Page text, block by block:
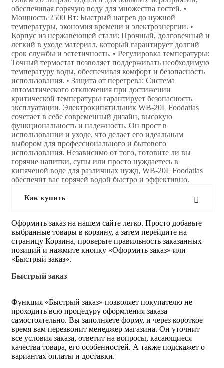
обеспечивая горячую воду для множества гостей. •
Мощность 2500 Вт: Быстрый нагрев до нужной
температуры, экономия времени и электроэнергии. •
Корпус из нержавеющей стали: Прочный, долговечный и
легкий в уходе материал, который гарантирует долгий
срок службы и эстетичность. • Регулировка температуры:
Точный термостат позволяет поддерживать необходимую
температуру воды, обеспечивая комфорт и безопасность
использования. • Защита от перегрева: Система
автоматического отключения при достижении
критической температуры гарантирует безопасность
эксплуатации. Электрокипятильник WB-20L Foodatlas
сочетает в себе современный дизайн, высокую
функциональность и надежность. Он прост в
использовании и уходе, что делает его идеальным
выбором для профессионального и бытового
использования. Независимо от того, готовите ли вы
горячие напитки, супы или просто нуждаетесь в
кипяченой воде для различных нужд, WB-20L Foodatlas
обеспечит вас горячей водой быстро и эффективно.
Как купить
Оформить заказ на нашем сайте легко. Просто добавьте
выбранные товары в корзину, а затем перейдите на
страницу Корзина, проверьте правильность заказанных
позиций и нажмите кнопку «Оформить заказ» или
«Быстрый заказ».
Быстрый заказ
Функция «Быстрый заказ» позволяет покупателю не
проходить всю процедуру оформления заказа
самостоятельно. Вы заполняете форму, и через короткое
время вам перезвонит менеджер магазина. Он уточнит
все условия заказа, ответит на вопросы, касающиеся
качества товара, его особенностей. А также подскажет о
вариантах оплаты и доставки.